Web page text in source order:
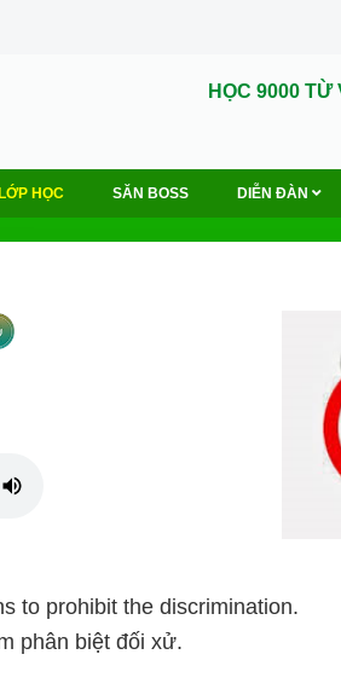
HỌC 9000 TỪ
HỌC SĂN BOSS DIỄN ĐÀN
to prohibit the discrimination.
phân biệt đối xử.